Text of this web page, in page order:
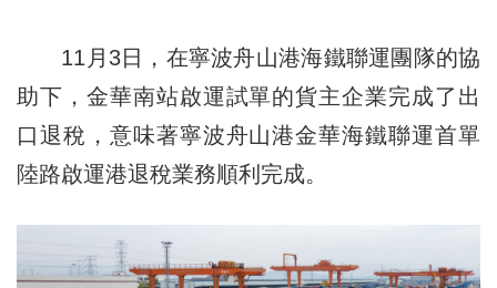
11月3日，在寧波舟山港海鐵聯運團隊的協
助下，金華南站啟運試單的貨主企業完成了出
口退稅，意味著寧波舟山港金華海鐵聯運首單
陸路啟運港退稅業務順利完成。